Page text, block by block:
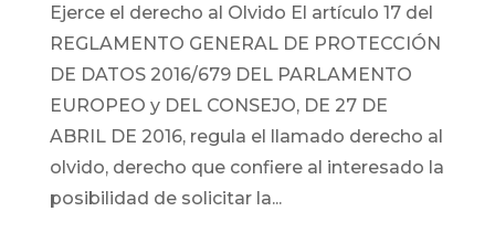
Ejerce el derecho al Olvido El artículo 17 del
REGLAMENTO GENERAL DE PROTECCIÓN
DE DATOS 2016/679 DEL PARLAMENTO
EUROPEO y DEL CONSEJO, DE 27 DE
ABRIL DE 2016, regula el llamado derecho al
olvido, derecho que confiere al interesado la
posibilidad de solicitar la...